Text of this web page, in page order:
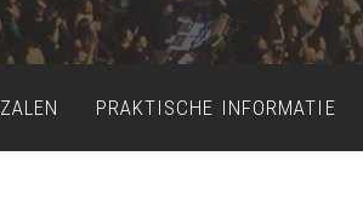
ZALEN PRAKTISCHE INFORMATIE